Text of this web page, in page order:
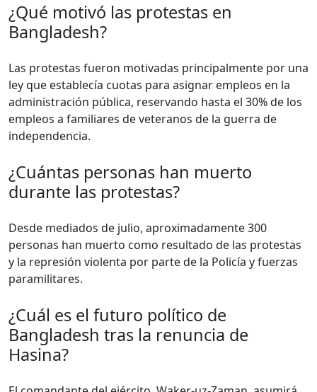
¿Qué motivó las protestas en
Bangladesh?
Las protestas fueron motivadas principalmente por una
ley que establecía cuotas para asignar empleos en la
administración pública, reservando hasta el 30% de los
empleos a familiares de veteranos de la guerra de
independencia.
¿Cuántas personas han muerto
durante las protestas?
Desde mediados de julio, aproximadamente 300
personas han muerto como resultado de las protestas
y la represión violenta por parte de la Policía y fuerzas
paramilitares.
¿Cuál es el futuro político de
Bangladesh tras la renuncia de
Hasina?